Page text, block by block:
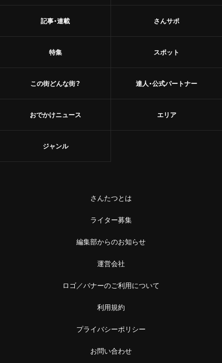
記事・連載
特集
この街どんな街？
おでかけニュース
さんサポ
スポット
達人・公式パートナー
エリア
ジャンル
さんたつとは
ライター募集
編集部からのお知らせ
運営会社
ロゴ／バナーのご利用について
利用規約
プライバシーポリシー
お問い合わせ